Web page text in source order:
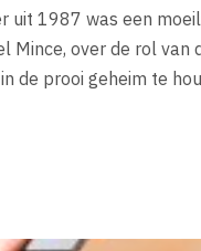
uit 1987 was een
Mince, over de rol
de prooi geheim te